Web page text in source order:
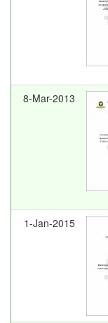
8-Mar-2013
1-Jan-2015